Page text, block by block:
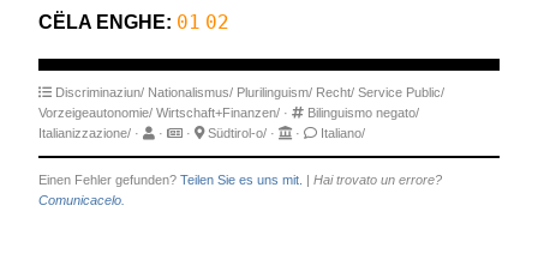
CËLA ENGHE: 01 02
Discriminaziun/ Nationalismus/ Plurilinguism/ Recht/ Service Public/
Vorzeigeautonomie/ Wirtschaft+Finanzen/ ·
Bilinguismo negato/
Italianizzazione/ · · · Südtirol-o/ · · Italiano/
Einen Fehler gefunden? Teilen Sie es uns mit. | Hai trovato un errore?
Comunicacelo.